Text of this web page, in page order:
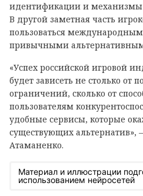
идентификации и механизмы
В другой заметная часть
пользоваться
привычными
«Успех российской игровой
будет зависеть не столько от
ограничений, сколько от
пользователям
удобные сервисы, которые
существующих
Атаманенко.
Материал и иллюстрации
использованием нейросетей